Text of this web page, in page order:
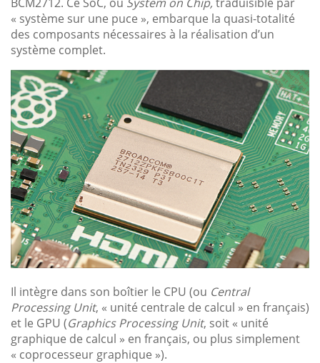
« système sur une puce », embarque la quasi-totalité
des composants nécessaires à la réalisation d’un
système complet.
Il intègre dans son boîtier le CPU (ou Central
Processing Unit, « unité centrale de calcul » en français)
et le GPU (Graphics Processing Unit, soit « unité
graphique de calcul » en français, ou plus simplement
« coprocesseur graphique »).